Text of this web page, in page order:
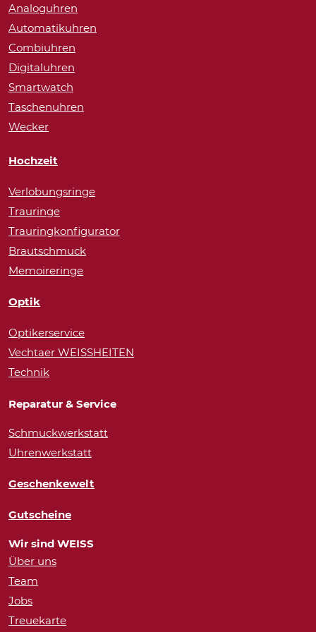
Analoguhren
Automatikuhren
Combiuhren
Digitaluhren
Smartwatch
Taschenuhren
Wecker
Hochzeit
Verlobungsringe
Trauringe
Trauringkonfigurator
Brautschmuck
Memoireringe
Optik
Optikerservice
Vechtaer WEISSHEITEN
Technik
Reparatur & Service
Schmuckwerkstatt
Uhrenwerkstatt
Geschenkewelt
Gutscheine
Wir sind WEISS
Über uns
Team
Jobs
Treuekarte